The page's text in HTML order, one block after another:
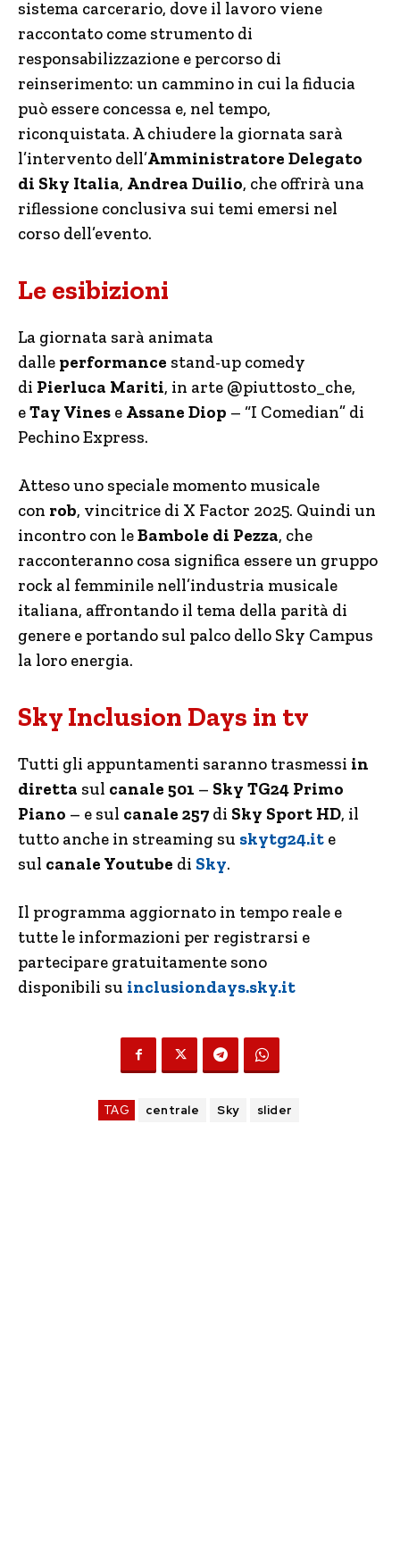
sistema carcerario, dove il lavoro viene
raccontato come strumento di
responsabilizzazione e percorso di
reinserimento: un cammino in cui la fiducia
può essere concessa e, nel tempo,
riconquistata. A chiudere la giornata sarà
l’intervento dell’Amministratore Delegato
di Sky Italia, Andrea Duilio, che offrirà una
riflessione conclusiva sui temi emersi nel
corso dell’evento.
Le esibizioni
La giornata sarà animata
dalle performance stand-up comedy
di Pierluca Mariti, in arte @piuttosto_che,
eTay Vines e Assane Diop – “I Comedian” di
Pechino Express.
Atteso uno speciale momento musicale
con rob, vincitrice di X Factor 2025. Quindi un
incontro con leBambole di Pezza, che
racconteranno cosa significa essere un gruppo
rock al femminile nell’industria musicale
italiana, affrontando il tema della parità di
genere e portando sul palco dello Sky Campus
la loro energia.
Sky Inclusion Days in tv
Tutti gli appuntamenti saranno trasmessi in
diretta sul canale 501 – Sky TG24 Primo
Piano – e sul canale 257 di Sky Sport HD, il
tutto anche in streaming su skytg24.it e
sul canale Youtube di Sky.
Il programma aggiornato in tempo reale e
tutte le informazioni per registrarsi e
partecipare gratuitamente sono
disponibili su inclusiondays.sky.it
TAG centrale Sky slider